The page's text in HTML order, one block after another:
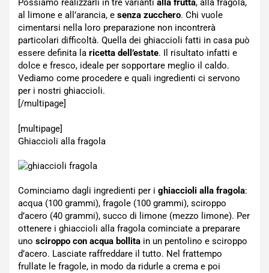
Possiamo realizzarli in tre varianti alla frutta, alla fragola,
al limone e all’arancia, e senza zucchero. Chi vuole
cimentarsi nella loro preparazione non incontrerà
particolari difficoltà. Quella dei ghiaccioli fatti in casa può
essere definita la ricetta dell’estate. Il risultato infatti e
dolce e fresco, ideale per sopportare meglio il caldo.
Vediamo come procedere e quali ingredienti ci servono
per i nostri ghiaccioli.
[/multipage]
[multipage]
Ghiaccioli alla fragola
Cominciamo dagli ingredienti per i ghiaccioli alla fragola:
acqua (100 grammi), fragole (100 grammi), sciroppo
d’acero (40 grammi), succo di limone (mezzo limone). Per
ottenere i ghiaccioli alla fragola cominciate a preparare
uno sciroppo con acqua bollita in un pentolino e sciroppo
d’acero. Lasciate raffreddare il tutto. Nel frattempo
frullate le fragole, in modo da ridurle a crema e poi